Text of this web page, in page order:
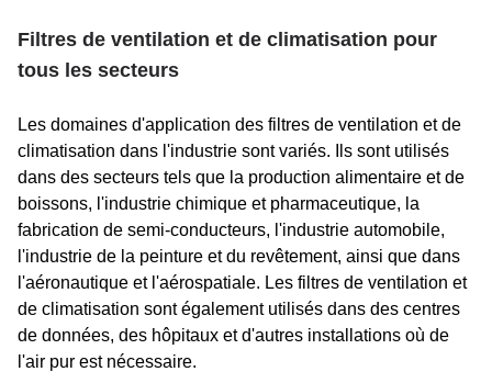
Filtres de ventilation et de climatisation pour
tous les secteurs
Les domaines d'application des filtres de ventilation et de
climatisation dans l'industrie sont variés. Ils sont utilisés
dans des secteurs tels que la production alimentaire et de
boissons, l'industrie chimique et pharmaceutique, la
fabrication de semi-conducteurs, l'industrie automobile,
l'industrie de la peinture et du revêtement, ainsi que dans
l'aéronautique et l'aérospatiale. Les filtres de ventilation et
de climatisation sont également utilisés dans des centres
de données, des hôpitaux et d'autres installations où de
l'air pur est nécessaire.